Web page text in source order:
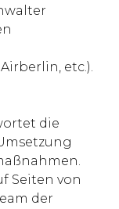
etc.).
die
Seiten von
der